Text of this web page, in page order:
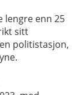
lengre enn 25
sitt
politistasjon,